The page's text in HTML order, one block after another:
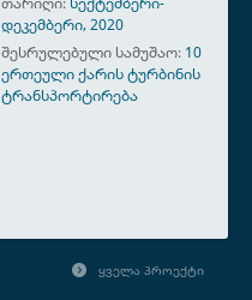
დეკემბერი, 2020
შესრულებული სამუშაო: 10
ერთეული ქარის ტურბინის
ტრანსპორტირება
ᲧᲕᲔᲚᲐ ᲞᲠᲝᲔᲥᲢᲘ